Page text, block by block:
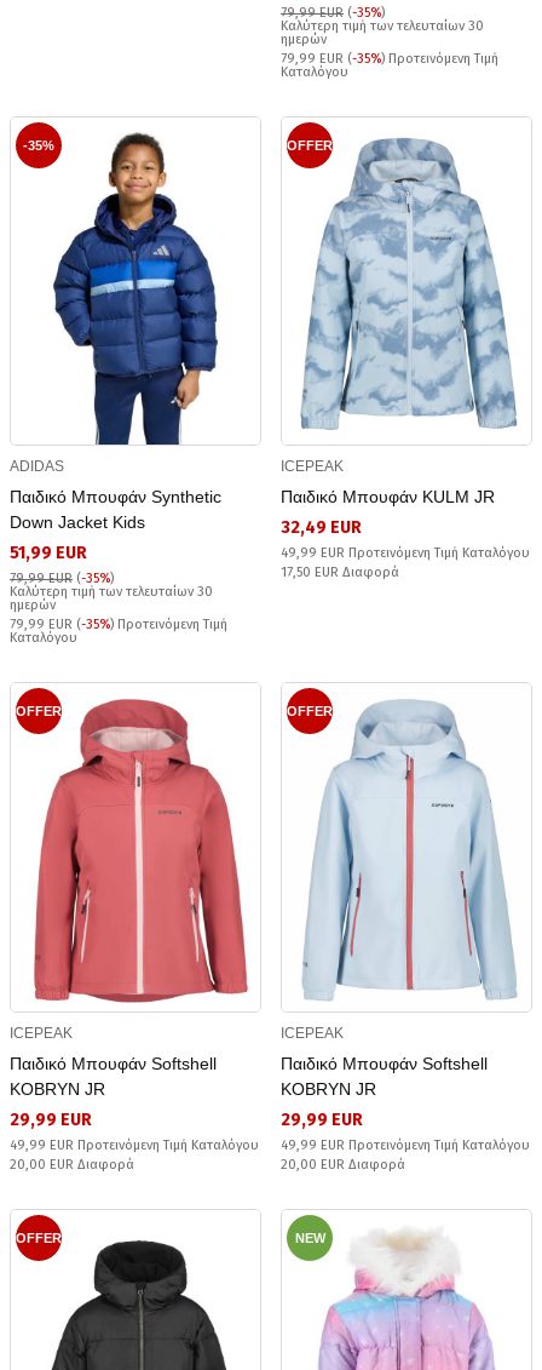
79,99 EUR (-35%)
Καλύτερη τιμή των τελευταίων 30
ημερών
79,99 EUR (-35%) Προτεινόμενη Τιμή
Καταλόγου
-35%
ADIDAS
Παιδικό Μπουφάν Synthetic
Down Jacket Kids
51,99 EUR
79,99 EUR (-35%)
Καλύτερη τιμή των τελευταίων 30
ημερών
79,99 EUR (-35%) Προτεινόμενη Τιμή
Καταλόγου
OFFER
ICEPEAK
Παιδικό Μπουφάν KULM JR
32,49 EUR
49,99 EUR Προτεινόμενη Τιμή Καταλόγου
17,50 EUR Διαφορά
OFFER
ICEPEAK
Παιδικό Μπουφάν Softshell
KOBRYN JR
29,99 EUR
49,99 EUR Προτεινόμενη Τιμή Καταλόγου
20,00 EUR Διαφορά
OFFER
ICEPEAK
Παιδικό Μπουφάν Softshell
KOBRYN JR
29,99 EUR
49,99 EUR Προτεινόμενη Τιμή Καταλόγου
20,00 EUR Διαφορά
OFFER NEW